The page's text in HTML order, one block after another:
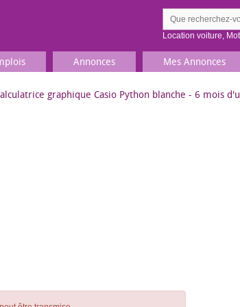
Location voiture,
Annonces Mes Annonces
graphique Casio Python blanche - 6 mois